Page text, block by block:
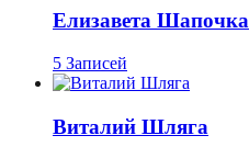
Елизавета Шапочка
5 Записей
Виталий Шляга